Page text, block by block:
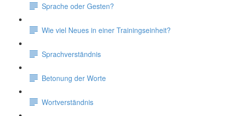
Sprache oder Gesten?
Wie viel Neues in einer Trainingseinheit?
Sprachverständnis
Betonung der Worte
Wortverständnis